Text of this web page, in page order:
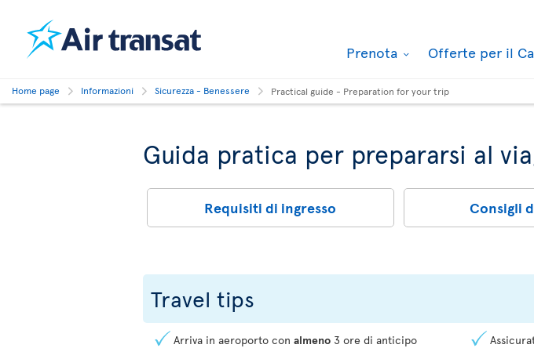
Prenota Offerte per il
Home page Informazioni Sicurezza - Benessere Practical guide - Preparation for your trip
Guida pratica per prepararsi al
Requisiti di ingresso Consigli
Travel tips
Arriva in aeroporto con almeno 3 ore di anticipo